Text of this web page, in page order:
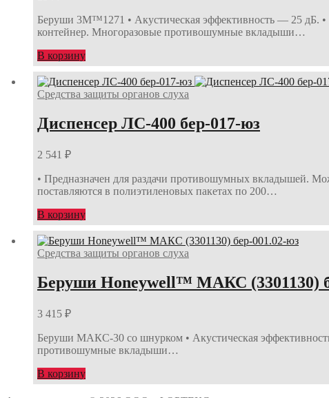
Беруши 3М™1271 • Акустическая эффективность — 25 дБ.
контейнер. Многоразовые противошумные вкладыши…
В корзину
Средства защиты органов слуха
Диспенсер ЛС-400 бер-017-юз
2 541 ₽
• Предназначен для раздачи противошумных вкладышей.
поставляются в полиэтиленовых пакетах по 200…
В корзину
Средства защиты органов слуха
Беруши Honeywell™ МАКС (3301130)
3 415 ₽
Беруши МАКС-30 со шнурком • Акустическая
противошумные вкладыши…
В корзину